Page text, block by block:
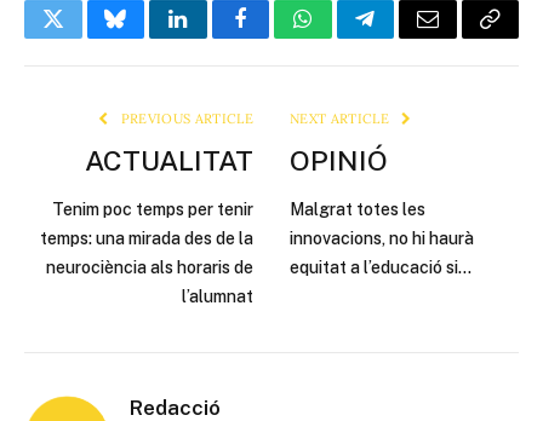
TwitterBlueskyLinkedInFacebookWhatsAppTelegramEmail Copy
PREVIOUS ARTICLE
ACTUALITAT
Tenim poc temps per tenir
temps: una mirada des de la
neurociència als horaris de
l’alumnat
NEXT ARTICLE
OPINIÓ
Malgrat totes les
innovacions, no hi haurà
equitat a l’educació si…
Redacció